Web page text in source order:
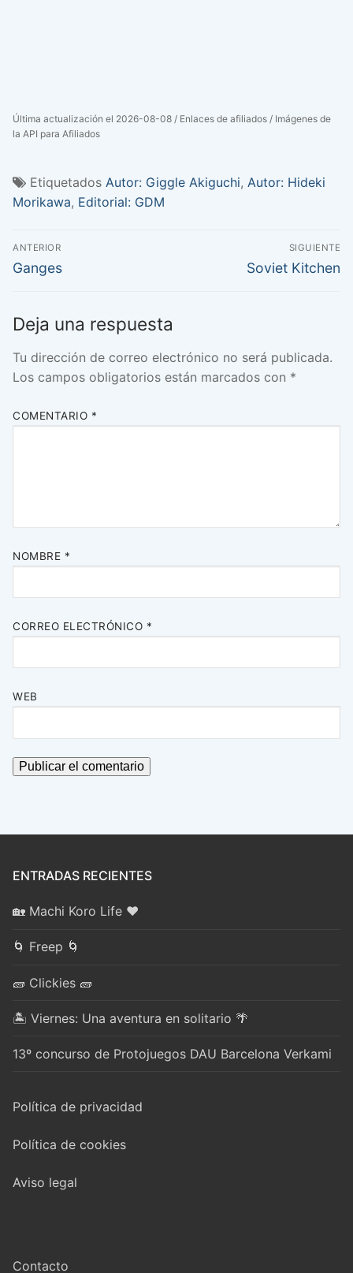
Última actualización el 2026-08-08 / Enlaces de afiliados / Imágenes de
la API para Afiliados
Etiquetados Autor: Giggle Akiguchi, Autor: Hideki
Morikawa, Editorial: GDM
Navegación
de
ANTERIOR
Entrada
Ganges
SIGUIENTE
Entrada
Soviet Kitchen
Deja una respuesta
Tu dirección de correo electrónico no será publicada.
Los campos obligatorios están marcados con *
COMENTARIO *
NOMBRE *
CORREO ELECTRÓNICO *
WEB
ENTRADAS RECIENTES
🏡 Machi Koro Life ❤️
🌀 Freep 🌀
🧱 Clickies 🧱
🏝️ Viernes: Una aventura en solitario 🌴
13º concurso de Protojuegos DAU Barcelona Verkami
Política de privacidad
Política de cookies
Aviso legal
Contacto